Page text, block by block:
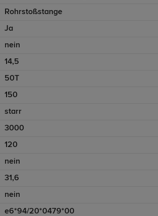
Rohrstoßstange
Ja
nein
14,5
50T
150
starr
3000
120
nein
31,6
nein
e6*94/20*0479*00